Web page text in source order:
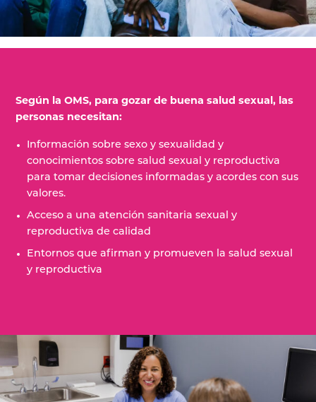
Según la OMS, para gozar de buena salud sexual, las
personas necesitan:
Información sobre sexo y sexualidad y
conocimientos sobre salud sexual y reproductiva
para tomar decisiones informadas y acordes con sus
valores.
Acceso a una atención sanitaria sexual y
reproductiva de calidad
Entornos que afirman y promueven la salud sexual
y reproductiva